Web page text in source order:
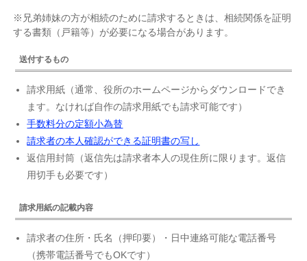
※兄弟姉妹の方が相続のために請求するときは、相続関係を証明
する書類（戸籍等）が必要になる場合があります。
送付するもの
請求用紙（通常、役所のホームページからダウンロードでき
ます。なければ自作の請求用紙でも請求可能です）
手数料分の定額小為替
請求者の本人確認ができる証明書の写し
返信用封筒（返信先は請求者本人の現住所に限ります。返信
用切手も必要です）
請求用紙の記載内容
請求者の住所・氏名（押印要）・日中連絡可能な電話番号
（携帯電話番号でもOKです）